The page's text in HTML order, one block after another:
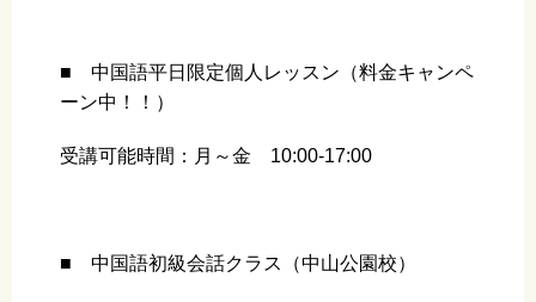
■ 中国語平日限定個人レッスン（料金キャンペ
ーン中！！）
受講可能時間：月～金 10:00-17:00
■ 中国語初級会話クラス（中山公園校）